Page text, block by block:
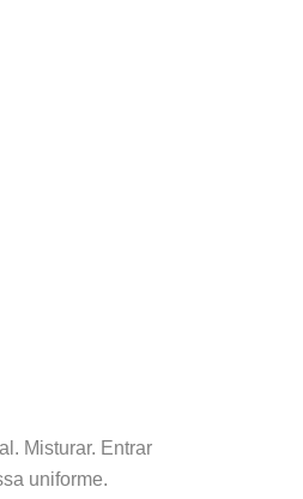
Misturar. Entrar
uniforme.